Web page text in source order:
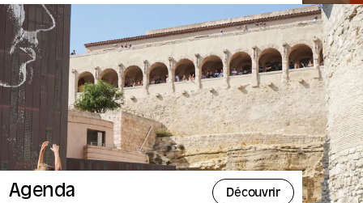
Agenda Découvrir